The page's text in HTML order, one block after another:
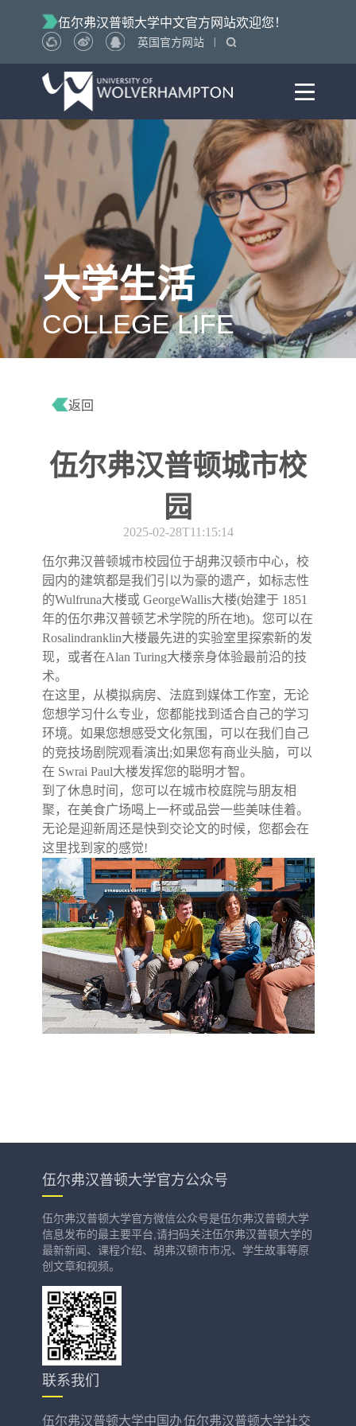
伍尔弗汉普顿大学中文官方网站欢迎您！
英国官方网站
大学生活
COLLEGE LIFE
返回
伍尔弗汉普顿城市校
园
2025-02-28T11:15:14
伍尔弗汉普顿城市校园位于胡弗汉顿市中心，校
园内的建筑都是我们引以为豪的遗产，如标志性
的Wulfruna大楼或 GeorgeWallis大楼(始建于 1851
年的伍尔弗汉普顿艺术学院的所在地)。您可以在
Rosalindranklin大楼最先进的实验室里探索新的发
现，或者在Alan Turing大楼亲身体验最前沿的技
术。
在这里，从模拟病房、法庭到媒体工作室，无论
您想学习什么专业，您都能找到适合自己的学习
环境。如果您想感受文化氛围，可以在我们自己
的竞技场剧院观看演出;如果您有商业头脑，可以
在 Swrai Paul大楼发挥您的聪明才智。
到了休息时间，您可以在城市校庭院与朋友相
聚，在美食广场喝上一杯或品尝一些美味佳着。
无论是迎新周还是快到交论文的时候，您都会在
这里找到家的感觉!
伍尔弗汉普顿大学官方公众号
伍尔弗汉普顿大学官方微信公众号是伍尔弗汉普顿大学
信息发布的最主要平台,请扫码关注伍尔弗汉普顿大学的
最新新闻、课程介绍、胡弗汉顿市市况、学生故事等原
创文章和视频。
联系我们
伍尔弗汉普顿大学中国办伍尔弗汉普顿大学社交